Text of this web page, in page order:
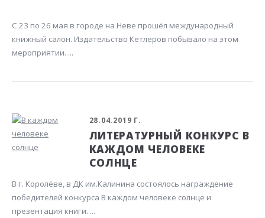
С 23 по 26 мая в городе на Неве прошёл международный
книжный салон. Издательство Кетлеров побывало на этом
мероприятии. ...
28.04.2019 Г.
ЛИТЕРАТУРНЫЙ КОНКУРС В
КАЖДОМ ЧЕЛОВЕКЕ
СОЛНЦЕ
В г. Королёве, в ДК им.Калинина состоялось награждение
победителей конкурса В каждом человеке солнце и
презентация книги. ...